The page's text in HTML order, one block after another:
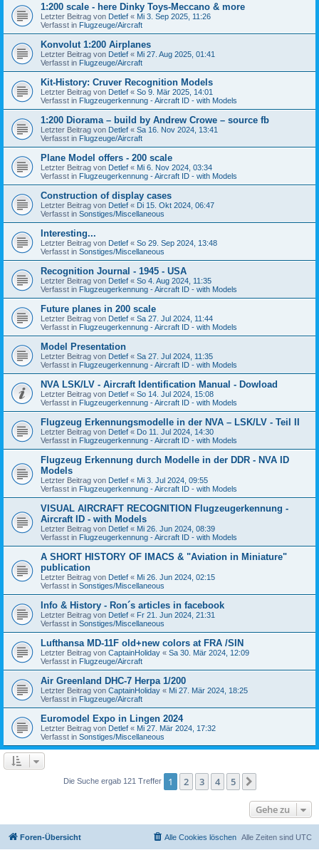
1:200 scale - here Dinky Toys-Meccano & more
Letzter Beitrag von Detlef « Mi 3. Sep 2025, 11:26
Verfasst in Flugzeuge/Aircraft
Konvolut 1:200 Airplanes
Letzter Beitrag von Detlef « Mi 27. Aug 2025, 01:41
Verfasst in Flugzeuge/Aircraft
Kit-History: Cruver Recognition Models
Letzter Beitrag von Detlef « So 9. Mär 2025, 14:01
Verfasst in Flugzeugerkennung - Aircraft ID - with Models
1:200 Diorama – build by Andrew Crowe – source fb
Letzter Beitrag von Detlef « Sa 16. Nov 2024, 13:41
Verfasst in Flugzeuge/Aircraft
Plane Model offers - 200 scale
Letzter Beitrag von Detlef « Mi 6. Nov 2024, 03:34
Verfasst in Flugzeugerkennung - Aircraft ID - with Models
Construction of display cases
Letzter Beitrag von Detlef « Di 15. Okt 2024, 06:47
Verfasst in Sonstiges/Miscellaneous
Interesting...
Letzter Beitrag von Detlef « So 29. Sep 2024, 13:48
Verfasst in Sonstiges/Miscellaneous
Recognition Journal - 1945 - USA
Letzter Beitrag von Detlef « So 4. Aug 2024, 11:35
Verfasst in Flugzeugerkennung - Aircraft ID - with Models
Future planes in 200 scale
Letzter Beitrag von Detlef « Sa 27. Jul 2024, 11:44
Verfasst in Flugzeugerkennung - Aircraft ID - with Models
Model Presentation
Letzter Beitrag von Detlef « Sa 27. Jul 2024, 11:35
Verfasst in Flugzeugerkennung - Aircraft ID - with Models
NVA LSK/LV - Aircraft Identification Manual - Dowload
Letzter Beitrag von Detlef « So 14. Jul 2024, 15:08
Verfasst in Flugzeugerkennung - Aircraft ID - with Models
Flugzeug Erkennungsmodelle in der NVA – LSK/LV - Teil II
Letzter Beitrag von Detlef « Do 11. Jul 2024, 14:30
Verfasst in Flugzeugerkennung - Aircraft ID - with Models
Flugzeug Erkennung durch Modelle in der DDR - NVA ID
Models
Letzter Beitrag von Detlef « Mi 3. Jul 2024, 09:55
Verfasst in Flugzeugerkennung - Aircraft ID - with Models
VISUAL AIRCRAFT RECOGNITION Flugzeugerkennung -
Aircraft ID - with Models
Letzter Beitrag von Detlef « Mi 26. Jun 2024, 08:39
Verfasst in Flugzeugerkennung - Aircraft ID - with Models
A SHORT HISTORY OF IMACS & "Aviation in Miniature"
publication
Letzter Beitrag von Detlef « Mi 26. Jun 2024, 02:15
Verfasst in Sonstiges/Miscellaneous
Info & History - Ron´s articles in facebook
Letzter Beitrag von Detlef « Fr 21. Jun 2024, 21:31
Verfasst in Sonstiges/Miscellaneous
Lufthansa MD-11F old+new colors at FRA /SIN
Letzter Beitrag von CaptainHoliday « Sa 30. Mär 2024, 12:09
Verfasst in Flugzeuge/Aircraft
Air Greenland DHC-7 Herpa 1/200
Letzter Beitrag von CaptainHoliday « Mi 27. Mär 2024, 18:25
Verfasst in Flugzeuge/Aircraft
Euromodel Expo in Lingen 2024
Letzter Beitrag von Detlef « Mi 27. Mär 2024, 17:32
Verfasst in Sonstiges/Miscellaneous
Die Suche ergab 121 Treffer 1 2 3 4 5
Gehe zu
Foren-Übersicht Alle Zeiten sind UTC
Alle Cookies löschen